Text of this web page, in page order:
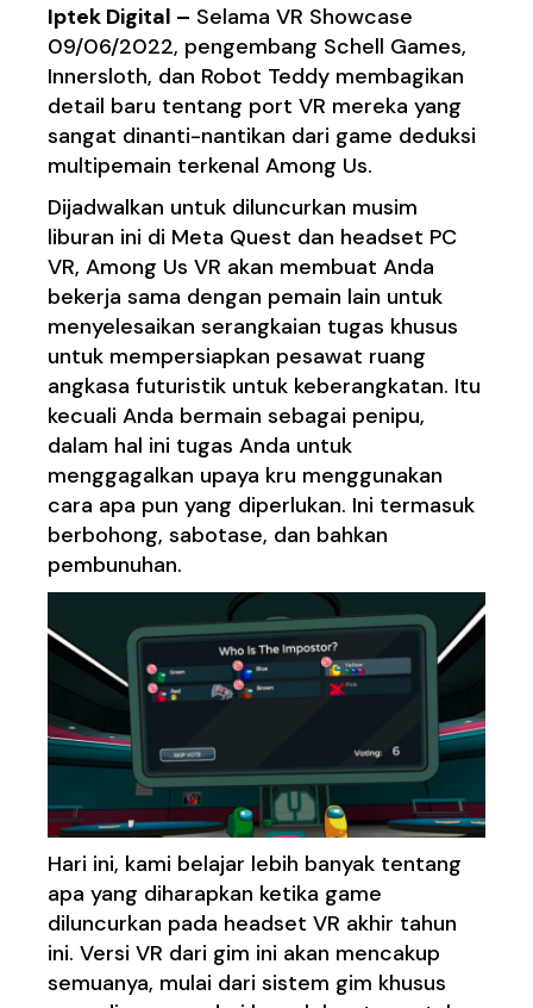
Iptek Digital – Selama VR Showcase
09/06/2022, pengembang Schell Games,
Innersloth, dan Robot Teddy membagikan
detail baru tentang port VR mereka yang
sangat dinanti-nantikan dari game deduksi
multipemain terkenal Among Us.
Dijadwalkan untuk diluncurkan musim
liburan ini di Meta Quest dan headset PC
VR, Among Us VR akan membuat Anda
bekerja sama dengan pemain lain untuk
menyelesaikan serangkaian tugas khusus
untuk mempersiapkan pesawat ruang
angkasa futuristik untuk keberangkatan. Itu
kecuali Anda bermain sebagai penipu,
dalam hal ini tugas Anda untuk
menggagalkan upaya kru menggunakan
cara apa pun yang diperlukan. Ini termasuk
berbohong, sabotase, dan bahkan
pembunuhan.
Hari ini, kami belajar lebih banyak tentang
apa yang diharapkan ketika game
diluncurkan pada headset VR akhir tahun
ini. Versi VR dari gim ini akan mencakup
semuanya, mulai dari sistem gim khusus